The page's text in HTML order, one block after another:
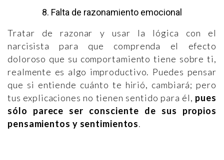
8. Falta de razonamiento emocional
Tratar de razonar y usar la lógica con el
narcisista para que comprenda el efecto
doloroso que su comportamiento tiene sobre ti,
realmente es algo improductivo. Puedes pensar
que si entiende cuánto te hirió, cambiará; pero
tus explicaciones no tienen sentido para él, pues
sólo parece ser consciente de sus propios
pensamientos y sentimientos.